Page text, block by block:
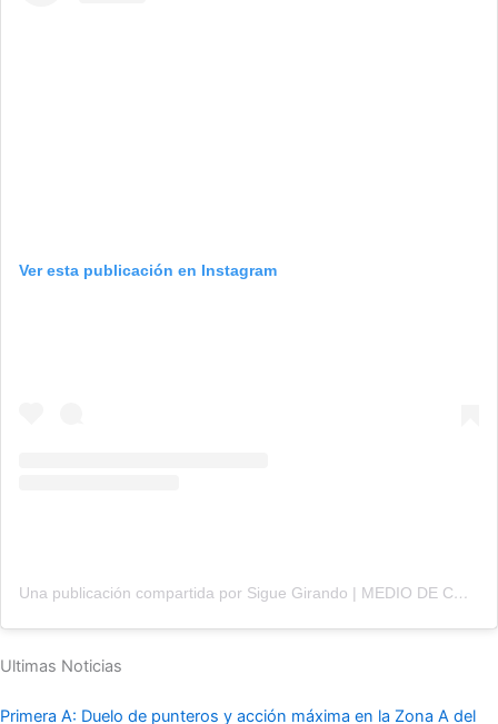
Ver esta publicación en Instagram
Una publicación compartida por Sigue Girando | MEDIO DE COMUNICACIÓN (@siguegirandofutbol)
Ultimas Noticias
Primera A: Duelo de punteros y acción máxima en la Zona A del